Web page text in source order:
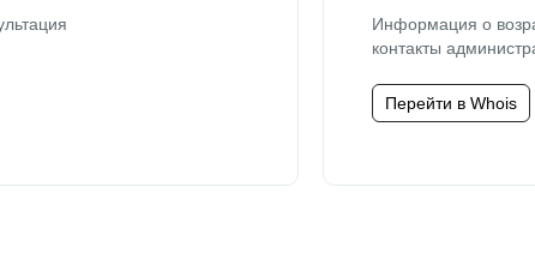
Информация о
контакты
Перейти в Whois